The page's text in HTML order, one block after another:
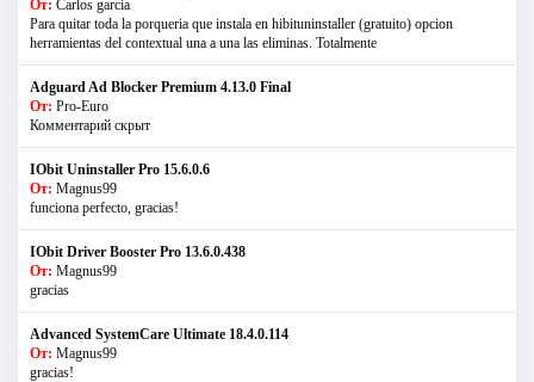
От: Carlos garcia
Para quitar toda la porqueria que instala en hibituninstaller (gratuito) opcion
herramientas del contextual una a una las eliminas. Totalmente
Adguard Ad Blocker Premium 4.13.0 Final
От: Pro-Euro
Комментарий скрыт
IObit Uninstaller Pro 15.6.0.6
От: Magnus99
funciona perfecto, gracias!
IObit Driver Booster Pro 13.6.0.438
От: Magnus99
gracias
Advanced SystemCare Ultimate 18.4.0.114
От: Magnus99
gracias!